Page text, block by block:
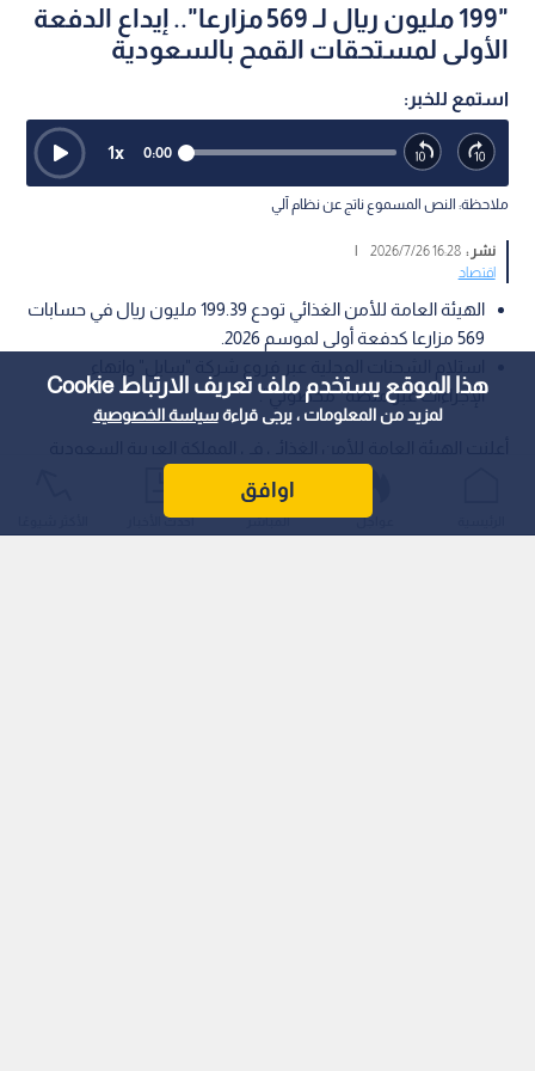
هذا الموقع يستخدم ملف تعريف الارتباط Cookie
لمزيد من المعلومات ، يرجى قراءةسياسة الخصوصية
اوافق
"199 مليون ريال لـ 569 مزارعا".. إيداع الدفعة
الأولى لمستحقات القمح بالسعودية
استمع للخبر:
0:00
1x
ملاحظة: النص المسموع ناتج عن نظام آلي
نشر :16:28 2026/7/26
|
اقتصاد
الهيئة العامة للأمن الغذائي تودع 199.39 مليون ريال في حسابات
569 مزارعا كدفعة أولى لموسم 2026.
الإجراءات عبر منصة "محصولي".
عام 2026، الذين أتموا توريد الكميات المخصوصة لهم عبر فروع
الشركة الوطنية لإمدادات الحبوب "سابل" وأغلقوا حساباتهم
عواجل المباشر أحدث الأخبار